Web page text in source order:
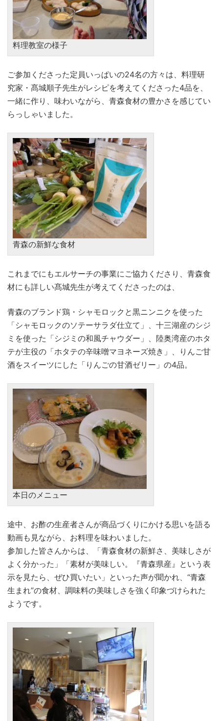
料理教室の様子
ご参加くださった定員いっぱいの24名の方々は、料理研
究家・髙城順子先生がレシピを考えてくださった4品を、
一緒に作り、味わいながら、青森食材の豊かさを感じてい
らっしゃいました。
青森の新鮮な食材
これまでにもエルサーチの事業にご協力くださり、青森食
材にも詳しい髙城先生が考えてくださったのは、
青森のブランド鶏・シャモロックと黒ニンニクを使った
「シャモロックのソテーサラダ仕立て」、十三湖産のシジ
ミを使った「シジミの和風チャウダー」、陸奥湾産のホタ
テが主役の「ホタテの辛味噌マヨネーズ焼き」、りんご甘
酒をスイーツにした「りんごの甘酒ゼリー」の4品。
本日のメニュー
途中、お酢の生産者さんが商品づくりにかける思いを語る
動画も見ながら、お料理を味わいました。
参加した皆さんからは、「青森食材の新鮮さ、美味しさが
よく分かった」「素材が美味しい。『青森県産』という表
示を見たら、ぜひ買いたい」といった声が聞かれ、“青森
生まれ”の食材、調味料の美味しさを強く印象づけられた
ようです。